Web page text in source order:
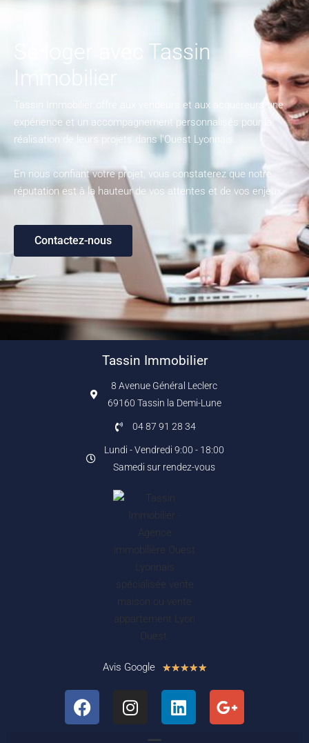
Se loger avec Tassin
Immobilier
Tassin Immobilier offre aux vendeurs et aux acquéreurs une
expérience et un accompagnement personnalisés pour la
réalisation de leurs projets dans l'Ouest Lyonnais.
En nous confiant votre projet, vous constaterez que notre
réputation est à la hauteur de vos attentes et de vos enjeux.
Contactez-nous
Tassin Immobilier
8 Avenue Général Leclerc
69160 Tassin la Demi-Lune
04 87 91 28 34
Lundi - Vendredi 9:00 - 18:00
Samedi sur rendez-vous
Avis Google ★★★★★